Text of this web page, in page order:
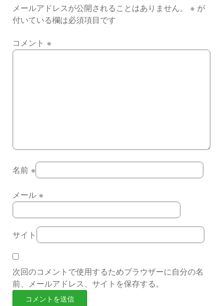
メールアドレスが公開されることはありません。 ※ が
付いている欄は必須項目です
コメント ※
名前 ※
メール ※
サイト
次回のコメントで使用するためブラウザーに自分の名
前、メールアドレス、サイトを保存する。